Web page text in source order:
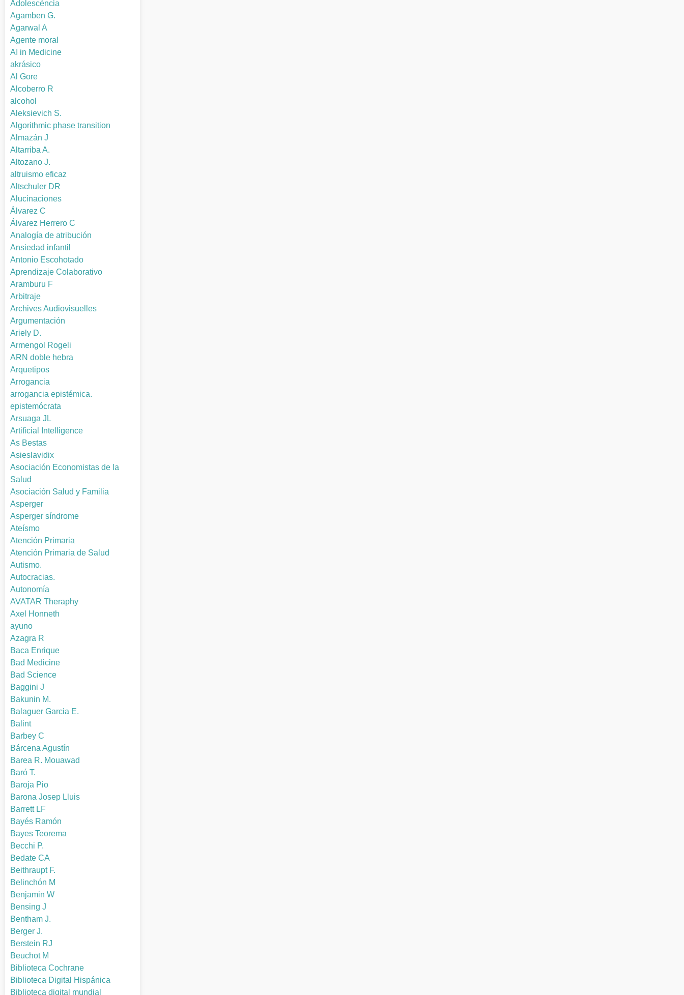
Adolescència
Agamben G.
Agarwal A
Agente moral
AI in Medicine
akrásico
Al Gore
Alcoberro R
alcohol
Aleksievich S.
Algorithmic phase transition
Almazán J
Altarriba A.
Altozano J.
altruismo eficaz
Altschuler DR
Alucinaciones
Álvarez C
Álvarez Herrero C
Analogía de atribución
Ansiedad infantil
Antonio Escohotado
Aprendizaje Colaborativo
Aramburu F
Arbitraje
Archives Audiovisuelles
Argumentación
Ariely D.
Armengol Rogeli
ARN doble hebra
Arquetipos
Arrogancia
arrogancia epistémica.
epistemócrata
Arsuaga JL
Artificial Intelligence
As Bestas
Asieslavidix
Asociación Economistas de la
Salud
Asociación Salud y Familia
Asperger
Asperger síndrome
Ateísmo
Atención Primaria
Atención Primaria de Salud
Autismo.
Autocracias.
Autonomía
AVATAR Theraphy
Axel Honneth
ayuno
Azagra R
Baca Enrique
Bad Medicine
Bad Science
Baggini J
Bakunin M.
Balaguer Garcia E.
Balint
Barbey C
Bárcena Agustín
Barea R. Mouawad
Baró T.
Baroja Pio
Barona Josep Lluis
Barrett LF
Bayés Ramón
Bayes Teorema
Becchi P.
Bedate CA
Beithraupt F.
Belinchón M
Benjamin W
Bensing J
Bentham J.
Berger J.
Berstein RJ
Beuchot M
Biblioteca Cochrane
Biblioteca Digital Hispánica
Biblioteca digital mundial